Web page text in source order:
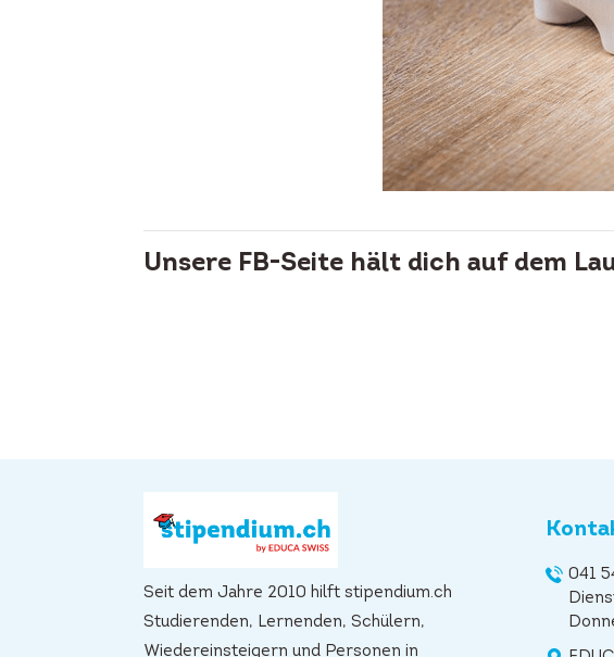
Unsere FB-Seite hält dich auf dem
Seit dem Jahre 2010 hilft stipendium.ch
Studierenden, Lernenden, Schülern,
Wiedereinsteigern und Personen in
041